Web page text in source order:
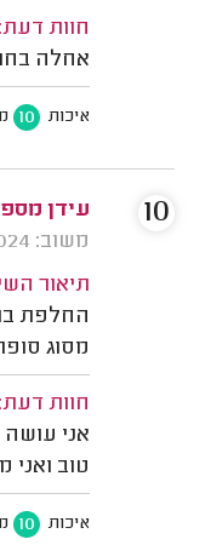
חוות דעת:
אחלה
איכות 10
עידן
משוב: 02/12/2024
תיאור
החלפת
מסוג
חוות דעת:
אני עושה
טוב ואני
איכות 10
10